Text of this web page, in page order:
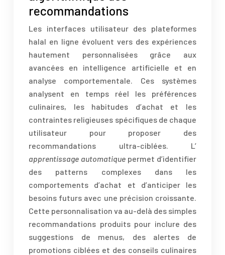
recommandations
Les interfaces utilisateur des plateformes
halal en ligne évoluent vers des expériences
hautement personnalisées grâce aux
avancées en intelligence artificielle et en
analyse comportementale. Ces systèmes
analysent en temps réel les préférences
culinaires, les habitudes d’achat et les
contraintes religieuses spécifiques de chaque
utilisateur pour proposer des
recommandations ultra-ciblées. L’
apprentissage automatique permet d’identifier
des patterns complexes dans les
comportements d’achat et d’anticiper les
besoins futurs avec une précision croissante.
Cette personnalisation va au-delà des simples
recommandations produits pour inclure des
suggestions de menus, des alertes de
promotions ciblées et des conseils culinaires